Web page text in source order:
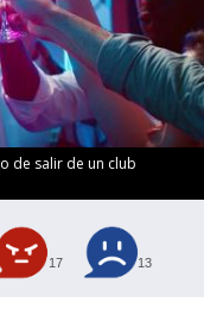
de salir de un club
17 13